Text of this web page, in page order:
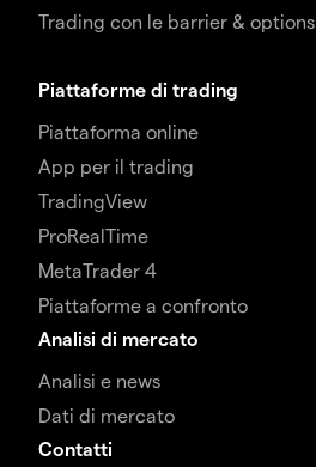
Trading con le barrier & options
Piattaforme di trading
Piattaforma online
App per il trading
TradingView
ProRealTime
MetaTrader 4
Piattaforme a confronto
Analisi di mercato
Analisi e news
Dati di mercato
Contatti